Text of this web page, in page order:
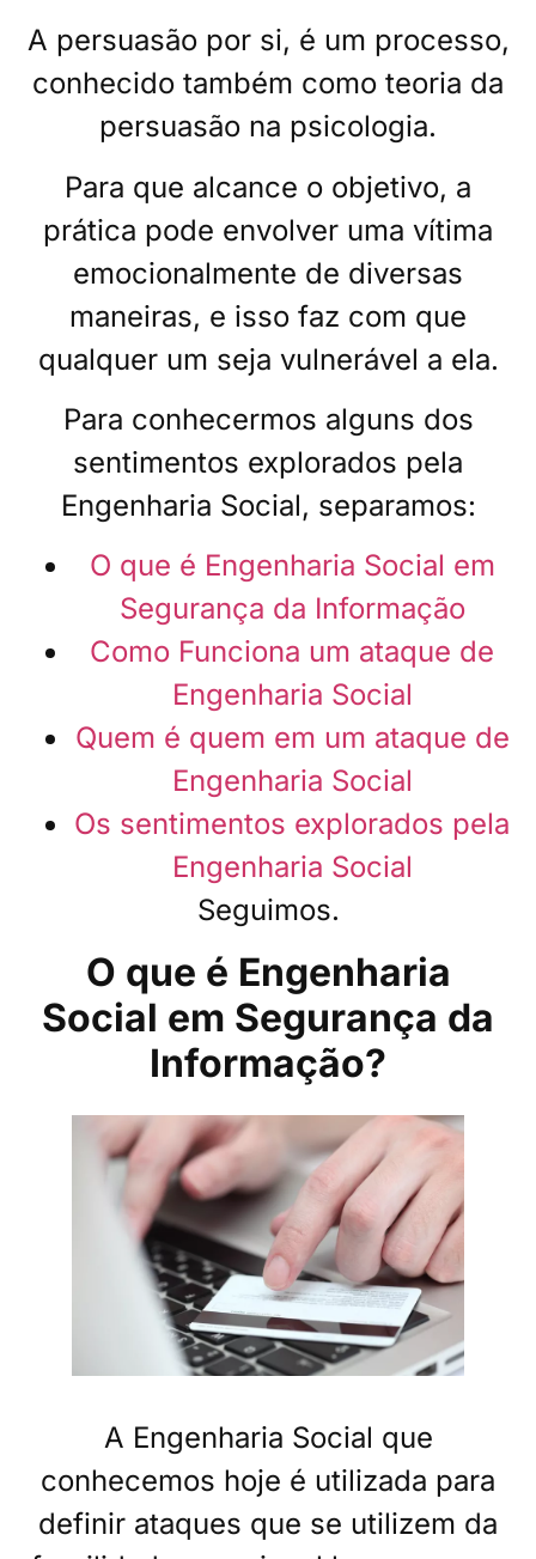
A persuasão por si, é um processo,
conhecido também como teoria da
persuasão na psicologia.
Para que alcance o objetivo, a
prática pode envolver uma vítima
emocionalmente de diversas
maneiras, e isso faz com que
qualquer um seja vulnerável a ela.
Para conhecermos alguns dos
sentimentos explorados pela
Engenharia Social, separamos:
O que é Engenharia Social em
Segurança da Informação
Como Funciona um ataque de
Engenharia Social
Quem é quem em um ataque de
Engenharia Social
Os sentimentos explorados pela
Engenharia Social
Seguimos.
O que é Engenharia
Social em Segurança da
Informação?
A Engenharia Social que
conhecemos hoje é utilizada para
definir ataques que se utilizem da